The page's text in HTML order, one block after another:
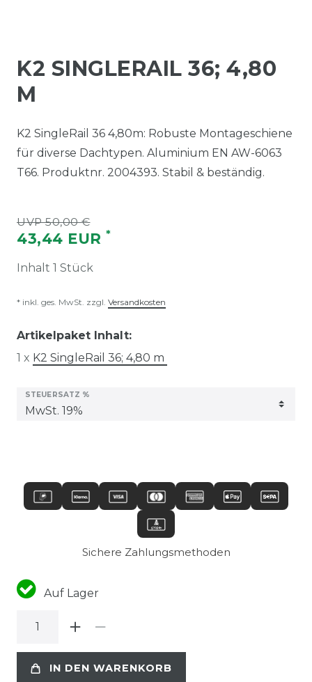
K2 SINGLERAIL 36; 4,80
M
K2 SingleRail 36 4,80m: Robuste Montageschiene
für diverse Dachtypen. Aluminium EN AW-6063
T66. Produktnr. 2004393. Stabil & beständig.
UVP 50,00 €
43,44 EUR *
Inhalt 1 Stück
* inkl. ges. MwSt. zzgl. Versandkosten
Artikelpaket Inhalt:
1 x K2 SingleRail 36; 4,80 m
STEUERSATZ %
Sichere Zahlungsmethoden
Auf Lager
IN DEN WARENKORB